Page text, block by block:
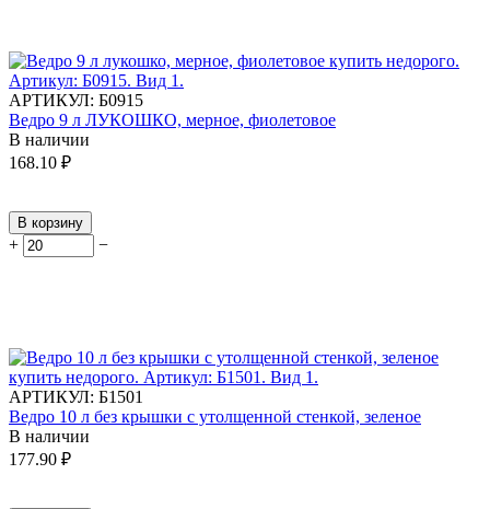
АРТИКУЛ: Б0915
Ведро 9 л ЛУКОШКО, мерное, фиолетовое
В наличии
168.10 ₽
В корзину
+ −
АРТИКУЛ: Б1501
Ведро 10 л без крышки с утолщенной стенкой, зеленое
В наличии
177.90 ₽